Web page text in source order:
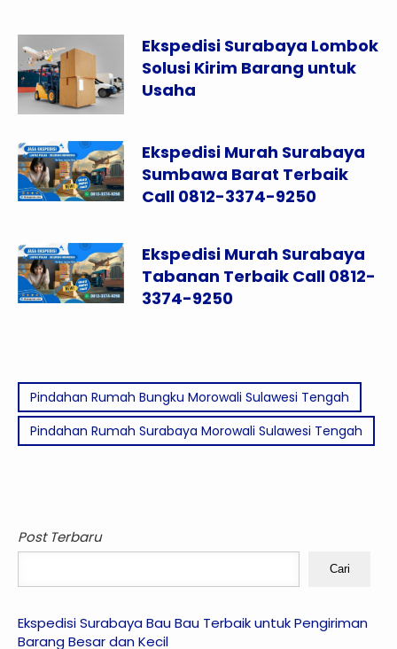
Ekspedisi Surabaya Lombok
Solusi Kirim Barang untuk
Usaha
Ekspedisi Murah Surabaya
Sumbawa Barat Terbaik
Call 0812-3374-9250
Ekspedisi Murah Surabaya
Tabanan Terbaik Call 0812-
3374-9250
Pindahan Rumah Bungku Morowali Sulawesi Tengah
Pindahan Rumah Surabaya Morowali Sulawesi Tengah
Post Terbaru
Cari
Ekspedisi Surabaya Bau Bau Terbaik untuk Pengiriman
Barang Besar dan Kecil